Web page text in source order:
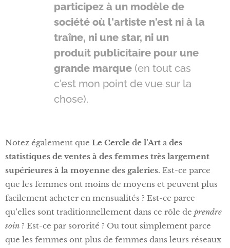
participez à un modèle de
société où l'artiste n'est ni à la
traîne, ni une star, ni un
produit publicitaire pour une
grande marque (en tout cas
c'est mon point de vue sur la
chose).
Notez également que Le Cercle de l’Art a des
statistiques de ventes à des femmes très largement
supérieures à la moyenne des galeries. Est-ce parce
que les femmes ont moins de moyens et peuvent plus
facilement acheter en mensualités ? Est-ce parce
qu’elles sont traditionnellement dans ce rôle de prendre
soin ? Est-ce par sororité ? Ou tout simplement parce
que les femmes ont plus de femmes dans leurs réseaux